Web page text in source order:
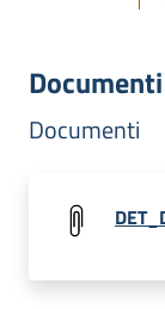
Documenti